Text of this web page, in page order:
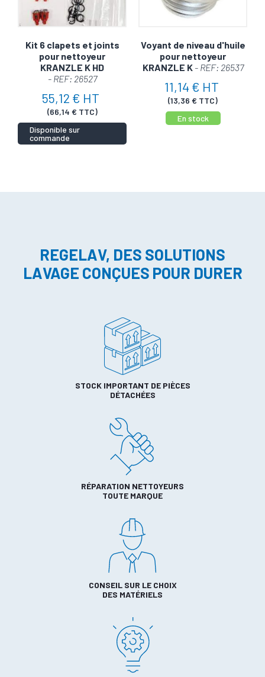
Kit 6 clapets et joints
pour nettoyeur
KRANZLE K HD
- REF: 26527
55,12 € HT
(66,14 € TTC)
Disponible sur
commande
Voyant de niveau d'huile
pour nettoyeur
KRANZLE K - REF: 26537
11,14 € HT
(13,36 € TTC)
En stock
REGELAV, DES SOLUTIONS
LAVAGE CONÇUES POUR DURER
STOCK IMPORTANT DE PIÈCES
DÉTACHÉES
RÉPARATION NETTOYEURS
TOUTE MARQUE
CONSEIL SUR LE CHOIX
DES MATÉRIELS